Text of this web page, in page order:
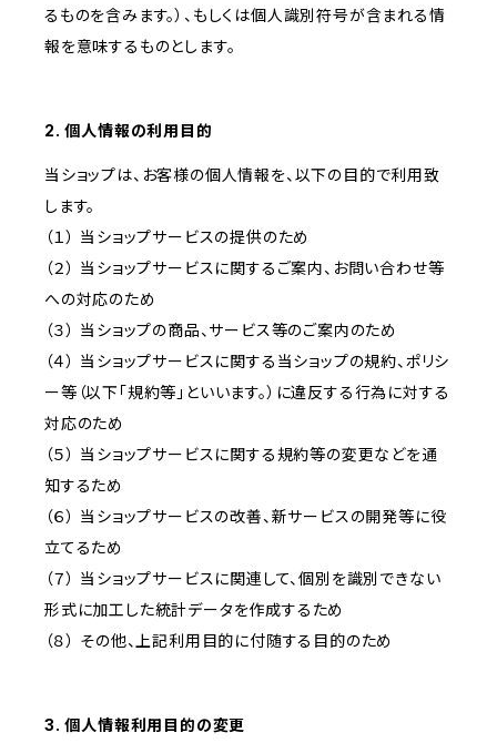
るものを含みます。）、もしくは個人識別符号が含まれる情
報を意味するものとします。
2. 個人情報の利用目的
当ショップは、お客様の個人情報を、以下の目的で利用致
します。
（１） 当ショップサービスの提供のため
（２） 当ショップサービスに関するご案内、お問い合わせ等
への対応のため
（３） 当ショップの商品、サービス等のご案内のため
（４） 当ショップサービスに関する当ショップの規約、ポリシ
ー等（以下「規約等」といいます。）に違反する行為に対する
対応のため
（５） 当ショップサービスに関する規約等の変更などを通
知するため
（６） 当ショップサービスの改善、新サービスの開発等に役
立てるため
（７） 当ショップサービスに関連して、個別を識別できない
形式に加工した統計データを作成するため
（８） その他、上記利用目的に付随する目的のため
3. 個人情報利用目的の変更